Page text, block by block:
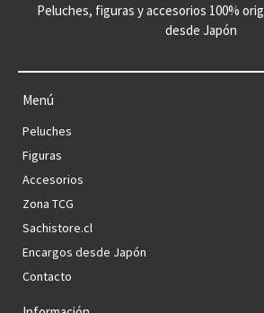
Peluches, figuras y accesorios 100%
desde Japón
Menú
Peluches
Figuras
Accesorios
Zona TCG
Sachistore.cl
Encargos desde Japón
Contacto